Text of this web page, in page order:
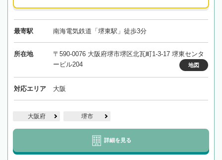
最寄駅 南海電気鉄道「堺東駅」徒歩3分
所在地
〒590-0076 大阪府堺市堺区北瓦町1-3-17 堺東センタ
ービル204
地図
対応エリア 大阪
大阪府 堺市
詳細を見る